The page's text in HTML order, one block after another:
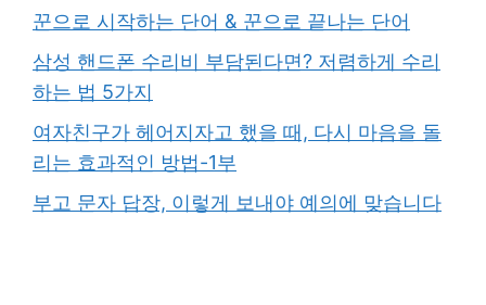
꾼으로 시작하는 단어 & 꾼으로 끝나는 단어
삼성 핸드폰 수리비 부담된다면? 저렴하게 수리
하는 법 5가지
여자친구가 헤어지자고 했을 때, 다시 마음을 돌
리는 효과적인 방법-1부
부고 문자 답장, 이렇게 보내야 예의에 맞습니다